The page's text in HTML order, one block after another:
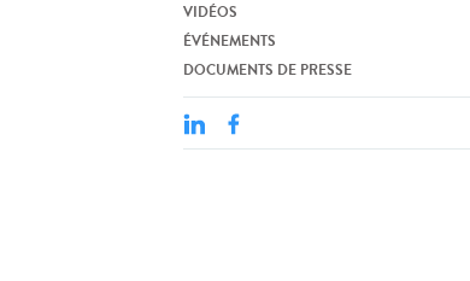
VIDÉOS
ÉVÉNEMENTS
DOCUMENTS DE PRESSE